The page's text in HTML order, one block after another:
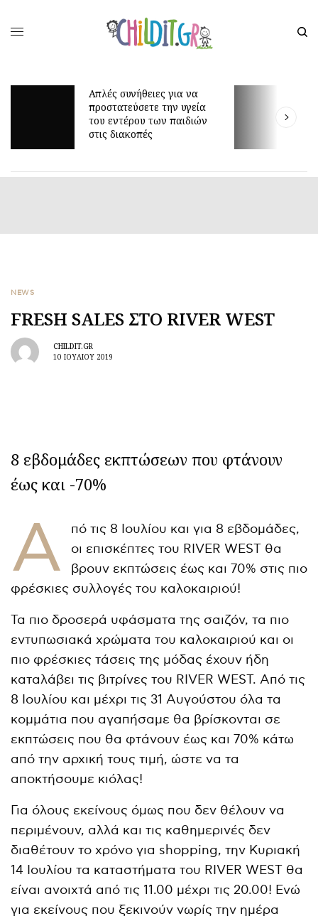
Απλές συνήθειες για να
προστατεύσετε την υγεία
του εντέρου των παιδιών
στις διακοπές
NEWS
FRESH SALES ΣΤΟ RIVER WEST
CHILDIT.GR
10 ΙΟΥΛΊΟΥ 2019
8 εβδομάδες εκπτώσεων που φτάνουν
έως και -70%
Α
πό τις 8 Ιουλίου και για 8 εβδομάδες,
οι επισκέπτες του RIVER WEST θα
βρουν εκπτώσεις έως και 70% στις πιο
φρέσκιες συλλογές του καλοκαιριού!
Τα πιο δροσερά υφάσματα της σαιζόν, τα πιο
εντυπωσιακά χρώματα του καλοκαιριού και οι
πιο φρέσκιες τάσεις της μόδας έχουν ήδη
καταλάβει τις βιτρίνες του RIVER WEST. Από τις
8 Ιουλίου και μέχρι τις 31 Αυγούστου όλα τα
κομμάτια που αγαπήσαμε θα βρίσκονται σε
εκπτώσεις που θα φτάνουν έως και 70% κάτω
από την αρχική τους τιμή, ώστε να τα
αποκτήσουμε κιόλας!
Για όλους εκείνους όμως που δεν θέλουν να
περιμένουν, αλλά και τις καθημερινές δεν
διαθέτουν το χρόνο για shopping, την Κυριακή
14 Ιουλίου τα καταστήματα του RIVER WEST θα
είναι ανοιχτά από τις 11.00 μέχρι τις 20.00! Ενώ
για εκείνους που ξεκινούν νωρίς την ημέρα